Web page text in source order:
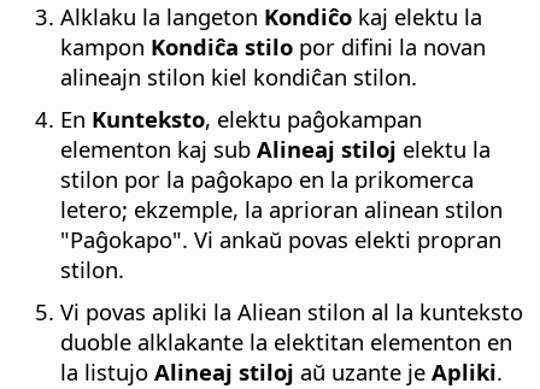
Alklaku la langeton Kondiĉo kaj elektu la
kampon Kondiĉa stilo por difini la novan
alineajn stilon kiel kondiĉan stilon.
En Kunteksto, elektu paĝokampan
elementon kaj sub Alineaj stiloj elektu la
stilon por la paĝokapo en la prikomerca
letero; ekzemple, la aprioran alinean stilon
"Paĝokapo". Vi ankaŭ povas elekti propran
stilon.
Vi povas apliki la Aliean stilon al la kunteksto
duoble alklakante la elektitan elementon en
la listujo Alineaj stiloj aŭ uzante je Apliki.